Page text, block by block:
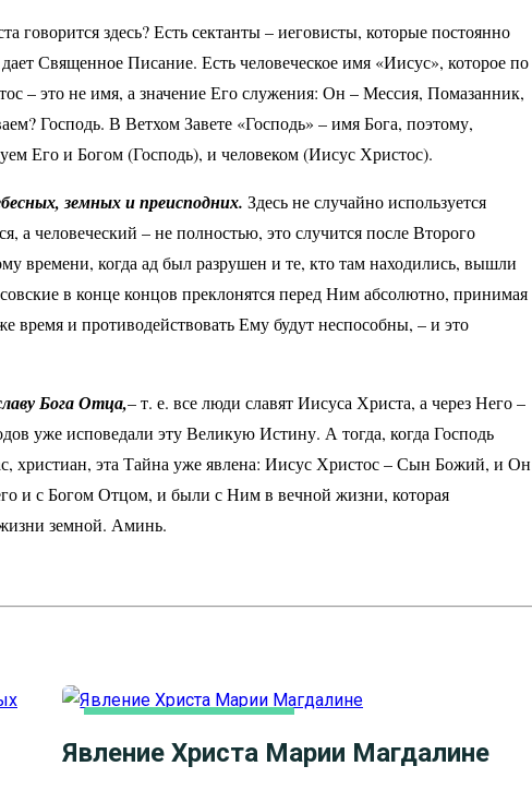
говорится здесь? Есть сектанты – иеговисты, которые постоянно
Священное Писание. Есть человеческое имя «Иисус», которое по
– это не имя, а значение Его служения: Он – Мессия, Помазанник,
Господь. В Ветхом Завете «Господь» – имя Бога, поэтому,
Его и Богом (Господь), и человеком (Иисус Христос).
земных и преисподних. Здесь не случайно используется
а человеческий – не полностью, это случится после Второго
времени, когда ад был разрушен и те, кто там находились, вышли
в конце концов преклонятся перед Ним абсолютно, принимая
и противодействовать Ему будут неспособны, – и это
Бога Отца,– т. е. все люди славят Иисуса Христа, а через Него –
уже исповедали эту Великую Истину. А тогда, когда Господь
христиан, эта Тайна уже явлена: Иисус Христос – Сын Божий, и Он
и с Богом Отцом, и были с Ним в вечной жизни, которая
земной. Аминь.
Явление Христа Марии Магдалине